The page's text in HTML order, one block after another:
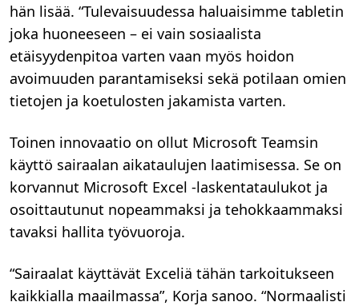
hän lisää. “Tulevaisuudessa haluaisimme tabletin
joka huoneeseen – ei vain sosiaalista
etäisyydenpitoa varten vaan myös hoidon
avoimuuden parantamiseksi sekä potilaan omien
tietojen ja koetulosten jakamista varten.
Toinen innovaatio on ollut Microsoft Teamsin
käyttö sairaalan aikataulujen laatimisessa. Se on
korvannut Microsoft Excel -laskentataulukot ja
osoittautunut nopeammaksi ja tehokkaammaksi
tavaksi hallita työvuoroja.
“Sairaalat käyttävät Exceliä tähän tarkoitukseen
kaikkialla maailmassa”, Korja sanoo. “Normaalisti